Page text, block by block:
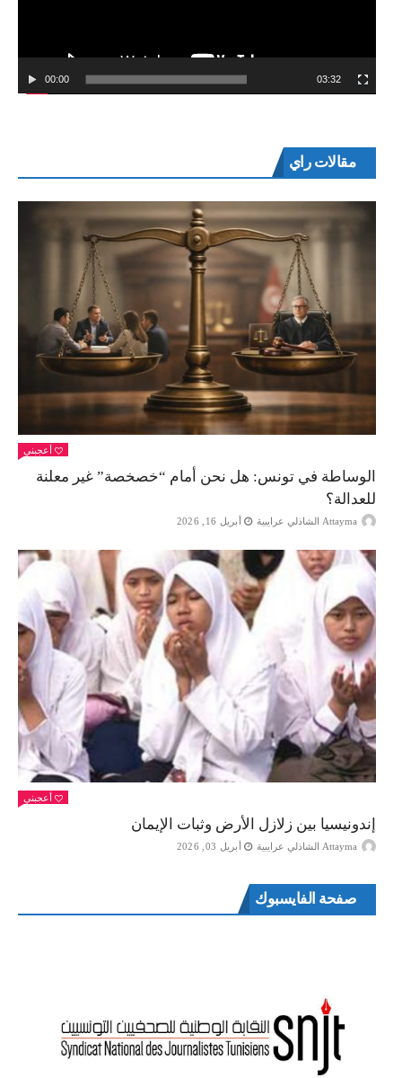
00:00 03:32
مقالات راي
أعجبني
الوساطة في تونس: هل نحن أمام “خصخصة” غير معلنة
للعدالة؟
Attayma الشاذلي عرايبية أبريل 16, 2026
أعجبني
إندونيسيا بين زلازل الأرض وثبات الإيمان
Attayma الشاذلي عرايبية أبريل 03, 2026
صفحة الفايسبوك